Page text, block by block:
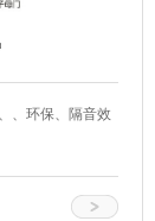
、环保、隔音效